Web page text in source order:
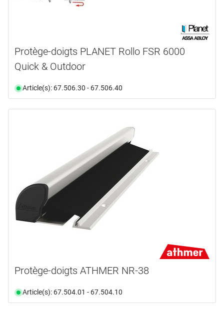
Protège-doigts PLANET Rollo FSR 6000
Quick & Outdoor
Article(s): 67.506.30 - 67.506.40
Protège-doigts ATHMER NR-38
Article(s): 67.504.01 - 67.504.10